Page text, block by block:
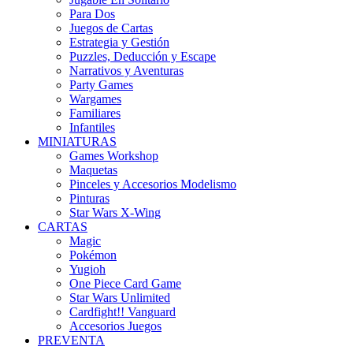
Para Dos
Juegos de Cartas
Estrategia y Gestión
Puzzles, Deducción y Escape
Narrativos y Aventuras
Party Games
Wargames
Familiares
Infantiles
MINIATURAS
Games Workshop
Maquetas
Pinceles y Accesorios Modelismo
Pinturas
Star Wars X-Wing
CARTAS
Magic
Pokémon
Yugioh
One Piece Card Game
Star Wars Unlimited
Cardfight!! Vanguard
Accesorios Juegos
PREVENTA